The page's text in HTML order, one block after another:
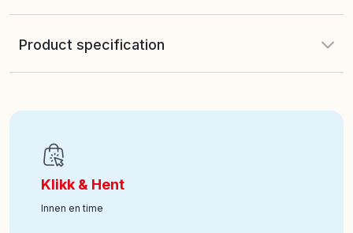
Product specification
Art nr:100-64109290
Klikk & Hent
Innen en time